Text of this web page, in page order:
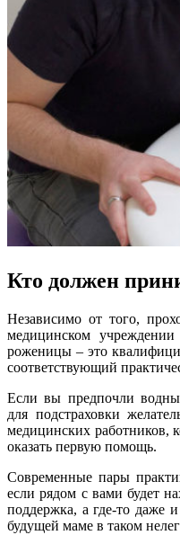
Кто должен
Независимо от того,
медицинском
роженицы – это
соответствующий
Если вы предпочли
для подстраховки
медицинских работников,
оказать первую помощь.
Современные пары
если рядом с вами будет
поддержка, а где-то даже
будущей маме в таком